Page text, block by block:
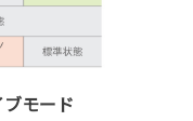
モード